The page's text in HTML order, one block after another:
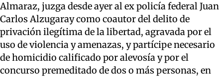
Almaraz, juzga desde ayer al ex policía federal Juan
Carlos Alzugaray como coautor del delito de
privación ilegítima de la libertad, agravada por el
uso de violencia y amenazas, y partícipe necesario
de homicidio calificado por alevosía y por el
concurso premeditado de dos o más personas, en